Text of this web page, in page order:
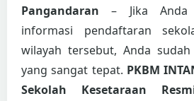
Pangandaran – Jika Anda
informasi pendaftaran
wilayah tersebut, Anda
yang sangat tepat. PKBM
Sekolah Kesetaraan